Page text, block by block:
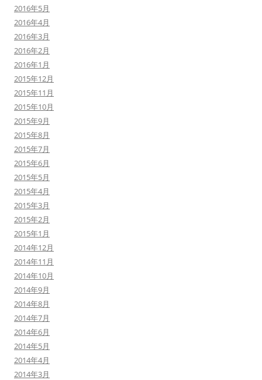
2016年5月
2016年4月
2016年3月
2016年2月
2016年1月
2015年12月
2015年11月
2015年10月
2015年9月
2015年8月
2015年7月
2015年6月
2015年5月
2015年4月
2015年3月
2015年2月
2015年1月
2014年12月
2014年11月
2014年10月
2014年9月
2014年8月
2014年7月
2014年6月
2014年5月
2014年4月
2014年3月